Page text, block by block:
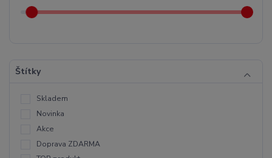
Štítky
Skladem
Novinka
Akce
Doprava ZDARMA